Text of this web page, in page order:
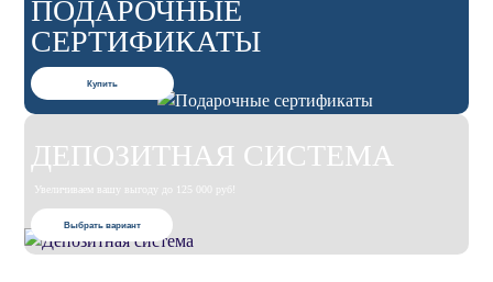
ПОДАРОЧНЫЕ
СЕРТИФИКАТЫ
Купить
ДЕПОЗИТНАЯ СИСТЕМА
Увеличиваем вашу выгоду до 125 000 руб!
Выбрать вариант